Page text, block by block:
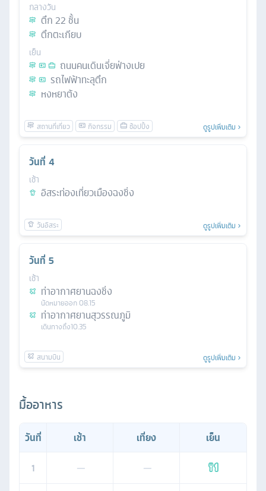
กลางวัน
ตึก 22 ชั้น
ตึกตะเกียบ
เย็น
ถนนคนเดินเจี่ยฟ่างเปย
รถไฟฟ้าทะลุตึก
หงหยาต้ง
ดูรูปเพิ่มเติม
วันที่ 4
เช้า
อิสระท่องเที่ยวเมืองฉงชิ่ง
ดูรูปเพิ่มเติม
วันที่ 5
เช้า
ท่าอากาศยานฉงชิ่ง
นัดหมายออก08.15
ท่าอากาศยานสุวรรณภูมิ
เดินทางถึง10.35
ดูรูปเพิ่มเติม
มื้ออาหาร
วันที่ เช้า เที่ยง
เย็น
1
— —